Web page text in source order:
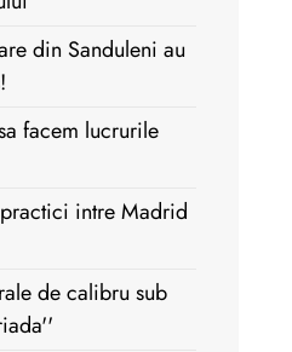
din Sanduleni au
facem lucrurile
intre Madrid
de calibru sub